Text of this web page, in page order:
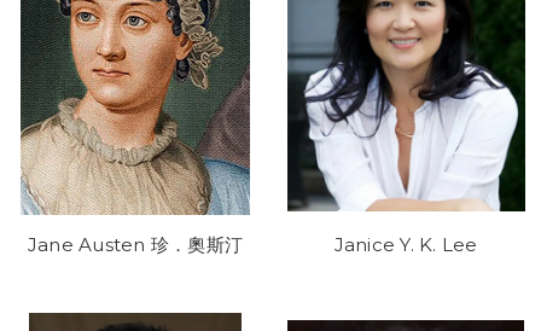
Jane Austen 珍．奧斯汀 Janice Y. K. Lee